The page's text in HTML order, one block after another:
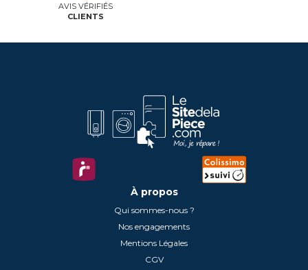
AVIS VÉRIFIÉS
CLIENTS
À propos
Qui sommes-nous ?
Nos engagements
Mentions Légales
CGV